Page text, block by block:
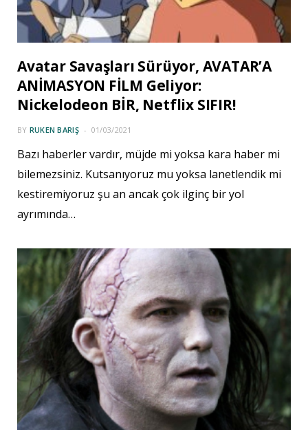
Avatar Savaşları Sürüyor, AVATAR’A
ANİMASYON FİLM Geliyor:
Nickelodeon BİR, Netflix SIFIR!
BY RUKEN BARIŞ 01/03/2021
Bazı haberler vardır, müjde mi yoksa kara haber mi
bilemezsiniz. Kutsanıyoruz mu yoksa lanetlendik mi
kestiremiyoruz şu an ancak çok ilginç bir yol
ayrımında…